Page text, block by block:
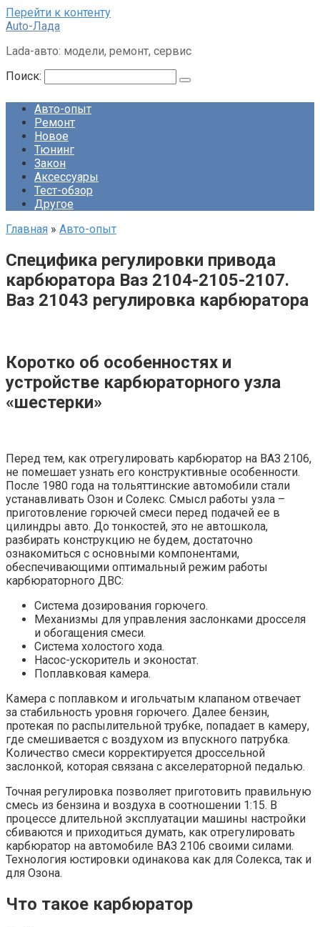
Перейти к контенту
Auto-Лада
Lada-авто: модели, ремонт, сервис
Поиск:
Авто-опыт
Ремонт
Новое
Тюнинг
Закон
Аксессуары
Тест-обзор
Другое
Главная » Авто-опыт
Специфика регулировки привода
карбюратора Ваз 2104-2105-2107.
Ваз 21043 регулировка карбюратора
Коротко об особенностях и
устройстве карбюраторного узла
«шестерки»
Перед тем, как отрегулировать карбюратор на ВАЗ 2106,
не помешает узнать его конструктивные особенности.
После 1980 года на тольяттинские автомобили стали
устанавливать Озон и Солекс. Смысл работы узла –
приготовление горючей смеси перед подачей ее в
цилиндры авто. До тонкостей, это не автошкола,
разбирать конструкцию не будем, достаточно
ознакомиться с основными компонентами,
обеспечивающими оптимальный режим работы
карбюраторного ДВС:
Система дозирования горючего.
Механизмы для управления заслонками дросселя
и обогащения смеси.
Система холостого хода.
Насос-ускоритель и эконостат.
Поплавковая камера.
Камера с поплавком и игольчатым клапаном отвечает
за стабильность уровня горючего. Далее бензин,
протекая по распылительной трубке, попадает в камеру,
где смешивается с воздухом из впускного патрубка.
Количество смеси корректируется дроссельной
заслонкой, которая связана с акселераторной педалью.
Точная регулировка позволяет приготовить правильную
смесь из бензина и воздуха в соотношении 1:15. В
процессе длительной эксплуатации машины настройки
сбиваются и приходиться думать, как отрегулировать
карбюратор на автомобиле ВАЗ 2106 своими силами.
Технология юстировки одинакова как для Солекса, так и
для Озона.
Что такое карбюратор